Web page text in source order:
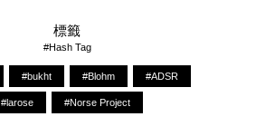
標籤
#Hash Tag
#bukht #Blohm #ADSR
#larose #Norse Project